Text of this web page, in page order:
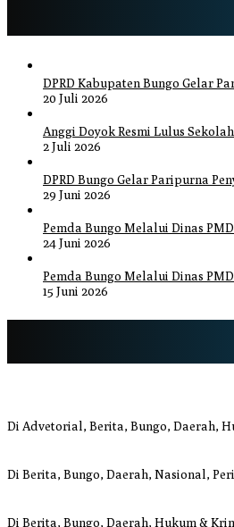
DPRD Kabupaten Bungo Gelar
20 Juli 2026
Anggi Doyok Resmi Lulus
2 Juli 2026
DPRD Bungo Gelar Paripurna
29 Juni 2026
Pemda Bungo Melalui Dinas
24 Juni 2026
Pemda Bungo Melalui Dinas
15 Juni 2026
Di Advetorial, Berita, Bungo, Daerah,
Di Berita, Bungo, Daerah, Nasional,
Di Berita, Bungo, Daerah, Hukum &